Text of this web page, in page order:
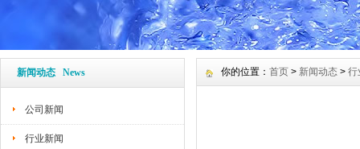
新闻动态 News
公司新闻
行业新闻
你的位置： 首页 > 新闻动态 > 行